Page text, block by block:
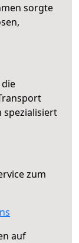
sorgte
spezialisiert
zum
auf